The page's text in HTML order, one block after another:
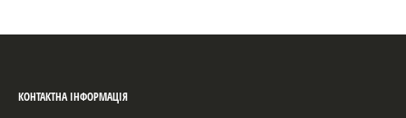
КОНТАКТНА ІНФОРМАЦІЯ